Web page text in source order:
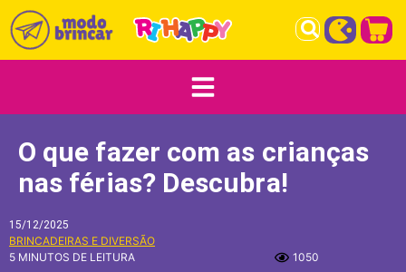
O que fazer com as crianças
nas férias​? Descubra!
15/12/2025
BRINCADEIRAS E DIVERSÃO
5 MINUTOS DE LEITURA
1050